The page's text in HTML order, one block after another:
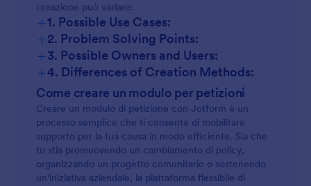
creazione può variare:
+1. Possible Use Cases:
+2. Problem Solving Points:
+3. Possible Owners and Users:
+4. Differences of Creation Methods:
Come creare un modulo per petizioni
Creare un modulo di petizione con Jotform è un
processo semplice che ti consente di mobilitare
supporto per la tua causa in modo efficiente. Sia che
tu stia promuovendo un cambiamento di policy,
organizzando un progetto comunitario o sostenendo
un'iniziativa aziendale, la piattaforma flessibile di